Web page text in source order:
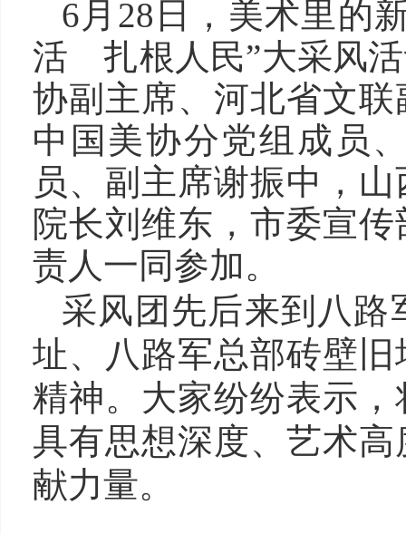
6月28日，美术里的
活 扎根人民”大采风
协副主席、河北省文
中国美协分党组成员
员、副主席谢振中，
院长刘维东，市委宣
责人一同参加。
采风团先后来到八路
址、八路军总部砖壁
精神。大家纷纷表示
具有思想深度、艺术
献力量。